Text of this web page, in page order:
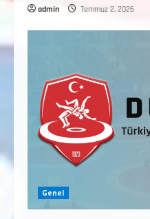
admin Temmuz 2, 2026
Genel